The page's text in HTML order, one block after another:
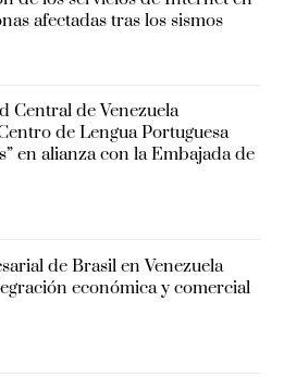
afectadas tras los sismos
Central de Venezuela
de Lengua Portuguesa
en alianza con la Embajada de
de Brasil en Venezuela
económica y comercial